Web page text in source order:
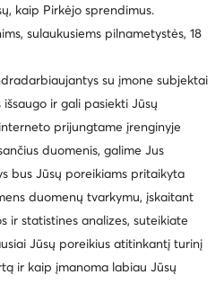
kaip Pirkėjo sprendimus.
sulaukusiems pilnametystės, 18
su įmone subjektai
ir gali pasiekti Jūsų
prijungtame įrenginyje
duomenis, galime Jus
bus Jūsų poreikiams pritaikyta
duomenų tvarkymu, įskaitant
ir statistines analizes, suteikiate
Jūsų poreikius atitinkantį turinį
ir kaip įmanoma labiau Jūsų